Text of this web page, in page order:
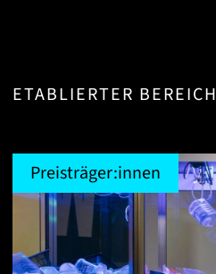
ETABLIERTER BEREICH
Preisträger:innen